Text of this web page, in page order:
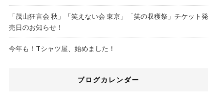
「茂山狂言会 秋」「笑えない会 東京」「笑の収穫祭」チケット発
売日のお知らせ！
今年も！Tシャツ屋、始めました！
ブログカレンダー